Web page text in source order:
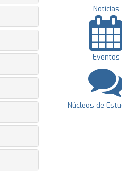
Notícias
Eventos
Núcleos de